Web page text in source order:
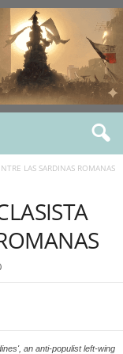
LAS SARDINAS ROMANAS
an anti-populist left-wing